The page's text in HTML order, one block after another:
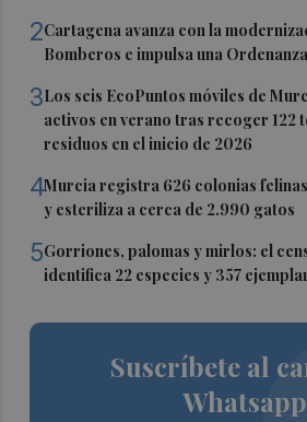
2Cartagena avanza con la
Bomberos e impulsa una
3Los seis EcoPuntos móviles de
activos en verano tras recoger 122
residuos en el inicio de 2026
4Murcia registra 626 colonias
y esteriliza a cerca de 2.990 gatos
5Gorriones, palomas y mirlos: el
identifica 22 especies y 357
Suscríbete al
Whatsapp